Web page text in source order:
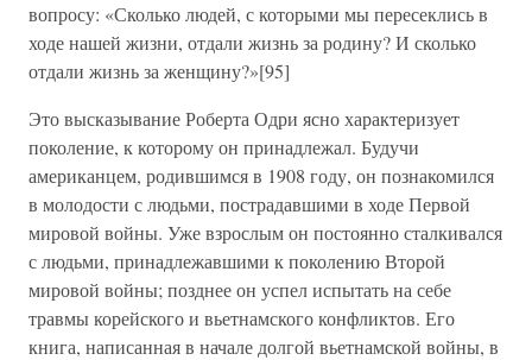
вопросу: «Сколько людей, с которыми мы пересеклись в
ходе нашей жизни, отдали жизнь за родину? И сколько
отдали жизнь за женщину?»[95]
Это высказывание Роберта Одри ясно характеризует
поколение, к которому он принадлежал. Будучи
американцем, родившимся в 1908 году, он познакомился
в молодости с людьми, пострадавшими в ходе Первой
мировой войны. Уже взрослым он постоянно сталкивался
с людьми, принадлежавшими к поколению Второй
мировой войны; позднее он успел испытать на себе
травмы корейского и вьетнамского конфликтов. Его
книга, написанная в начале долгой вьетнамской войны, в